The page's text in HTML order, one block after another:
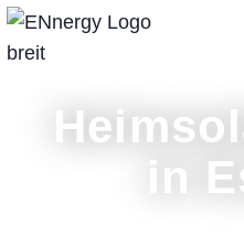
in